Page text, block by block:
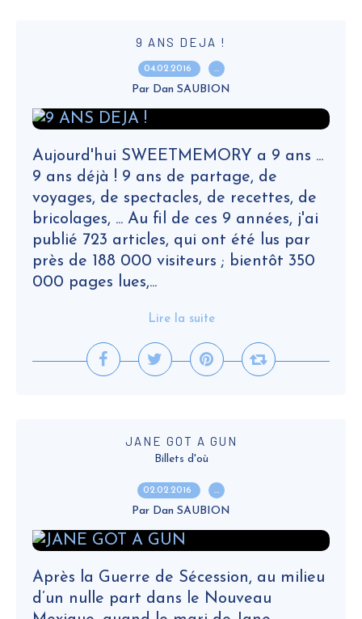
9 ANS DEJA !
04.02.2016 …
Par Dan SAUBION
Aujourd'hui SWEETMEMORY a 9 ans ...
9 ans déjà ! 9 ans de partage, de
voyages, de spectacles, de recettes, de
bricolages, ... Au fil de ces 9 années, j'ai
publié 723 articles, qui ont été lus par
près de 188 000 visiteurs ; bientôt 350
000 pages lues,...
Lire la suite
JANE GOT A GUN
Billets d'où
02.02.2016 …
Par Dan SAUBION
Après la Guerre de Sécession, au milieu
d’un nulle part dans le Nouveau